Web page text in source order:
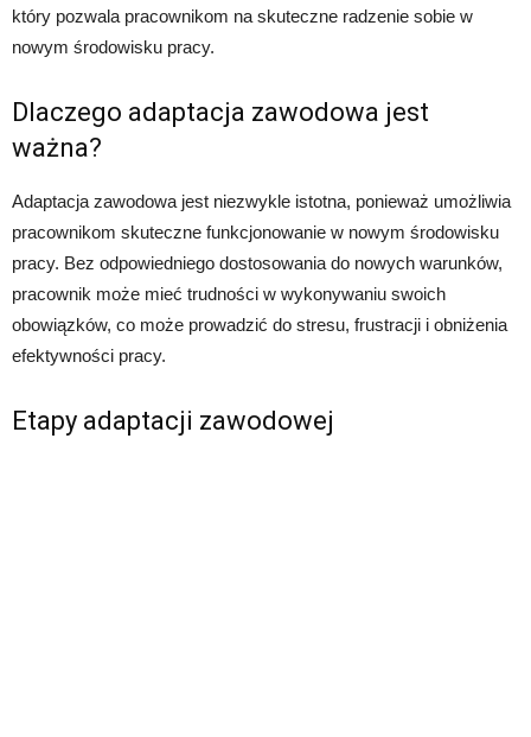
który pozwala pracownikom na skuteczne radzenie sobie w
nowym środowisku pracy.
Dlaczego adaptacja zawodowa jest
ważna?
Adaptacja zawodowa jest niezwykle istotna, ponieważ umożliwia
pracownikom skuteczne funkcjonowanie w nowym środowisku
pracy. Bez odpowiedniego dostosowania do nowych warunków,
pracownik może mieć trudności w wykonywaniu swoich
obowiązków, co może prowadzić do stresu, frustracji i obniżenia
efektywności pracy.
Etapy adaptacji zawodowej